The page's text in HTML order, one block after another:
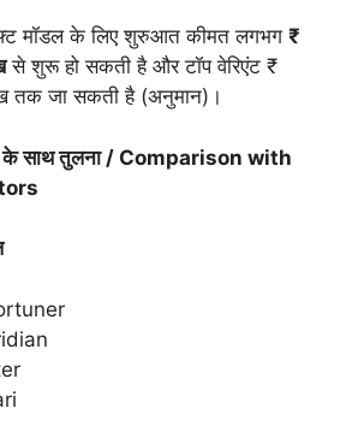
मॉडल के लिए शुरुआत कीमत लगभग ₹
से शुरू हो सकती है और टॉप वेरिएंट ₹
तक जा सकती है (अनुमान)।
केसाथतुलना / Comparison with